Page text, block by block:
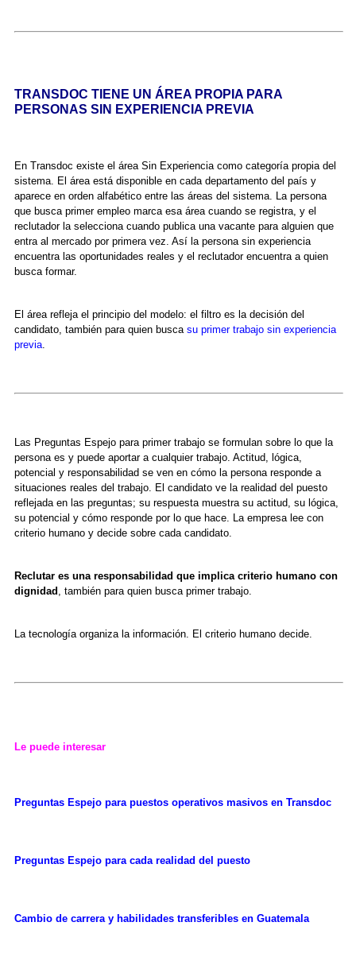
TRANSDOC TIENE UN ÁREA PROPIA PARA
PERSONAS SIN EXPERIENCIA PREVIA
En Transdoc existe el área Sin Experiencia como categoría propia del
sistema. El área está disponible en cada departamento del país y
aparece en orden alfabético entre las áreas del sistema. La persona
que busca primer empleo marca esa área cuando se registra, y el
reclutador la selecciona cuando publica una vacante para alguien que
entra al mercado por primera vez. Así la persona sin experiencia
encuentra las oportunidades reales y el reclutador encuentra a quien
busca formar.
El área refleja el principio del modelo: el filtro es la decisión del
candidato, también para quien busca su primer trabajo sin experiencia
previa.
Las Preguntas Espejo para primer trabajo se formulan sobre lo que la
persona es y puede aportar a cualquier trabajo. Actitud, lógica,
potencial y responsabilidad se ven en cómo la persona responde a
situaciones reales del trabajo. El candidato ve la realidad del puesto
reflejada en las preguntas; su respuesta muestra su actitud, su lógica,
su potencial y cómo responde por lo que hace. La empresa lee con
criterio humano y decide sobre cada candidato.
Reclutar es una responsabilidad que implica criterio humano con
dignidad , también para quien busca primer trabajo.
La tecnología organiza la información. El criterio humano decide.
Le puede interesar
Preguntas Espejo para puestos operativos masivos en Transdoc
Preguntas Espejo para cada realidad del puesto
Cambio de carrera y habilidades transferibles en Guatemala